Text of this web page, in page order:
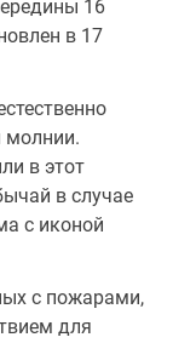
16
в 17
молнии.
в этот
в случае
с иконой
с пожарами,
для